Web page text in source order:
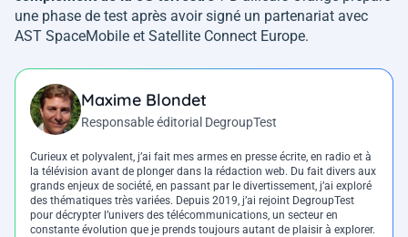
une phase de test après avoir signé un partenariat avec
AST SpaceMobile et Satellite Connect Europe.
Maxime Blondet
Responsable éditorial DegroupTest
Curieux et polyvalent, j’ai fait mes armes en presse écrite, en radio et à
la télévision avant de plonger dans la rédaction web. Du fait divers aux
grands enjeux de société, en passant par le divertissement, j’ai exploré
des thématiques très variées. Depuis 2019, j’ai rejoint DegroupTest
pour décrypter l’univers des télécommunications, un secteur en
constante évolution que je prends toujours autant de plaisir à explorer.